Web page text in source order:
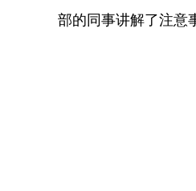
部的同事讲解了注意